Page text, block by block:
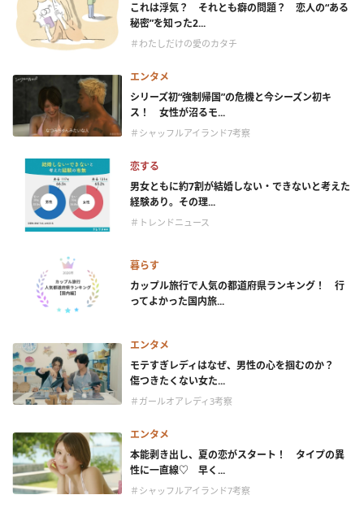
これは浮気？ それとも癖の問題？ 恋人の“ある
秘密”を知った2...
＃わたしだけの愛のカタチ
エンタメ
シリーズ初“強制帰国”の危機と今シーズン初キ
ス！ 女性が沼るモ...
＃シャッフルアイランド7考察
恋する
男女ともに約7割が結婚しない・できないと考えた
経験あり。その理...
＃トレンドニュース
暮らす
カップル旅行で人気の都道府県ランキング！ 行
ってよかった国内旅...
エンタメ
モテすぎレディはなぜ、男性の心を掴むのか？
傷つきたくない女た...
＃ガールオアレディ3考察
エンタメ
本能剥き出し、夏の恋がスタート！ タイプの異
性に一直線♡ 早く...
＃シャッフルアイランド7考察